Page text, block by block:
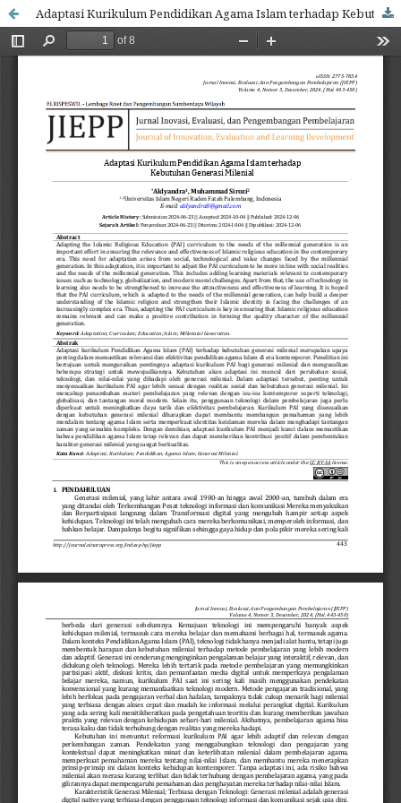
Adaptasi Kurikulum Pendidikan Agama Islam terhadap Kebutuhan Generasi Milenial